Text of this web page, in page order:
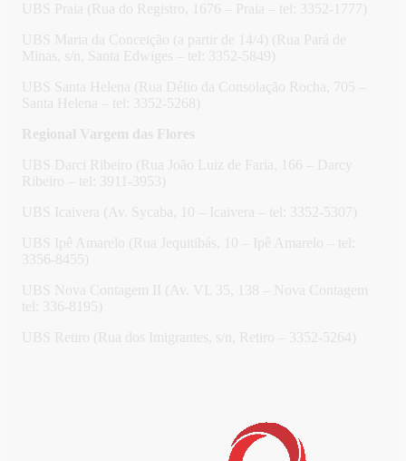
UBS Praia (Rua do Registro, 1676 – Praia – tel: 3352-1777)
UBS Maria da Conceição (a partir de 14/4) (Rua Pará de
Minas, s/n, Santa Edwiges – tel: 3352-5849)
UBS Santa Helena (Rua Délio da Consolação Rocha, 705 –
Santa Helena – tel: 3352-5268)
Regional Vargem das Flores
UBS Darci Ribeiro (Rua João Luiz de Faria, 166 – Darcy
Ribeiro – tel: 3911-3953)
UBS Icaivera (Av. Sycaba, 10 – Icaivera – tel: 3352-5307)
UBS Ipê Amarelo (Rua Jequitibás, 10 – Ipê Amarelo – tel:
3356-8455)
UBS Nova Contagem II (Av. VL 35, 138 – Nova Contagem
tel: 336-8195)
UBS Retiro (Rua dos Imigrantes, s/n, Retiro – 3352-5264)